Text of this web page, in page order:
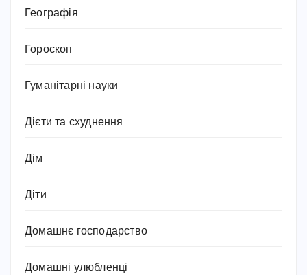
Географія
Гороскоп
Гуманітарні науки
Дієти та схуднення
Дім
Діти
Домашнє господарство
Домашні улюбленці